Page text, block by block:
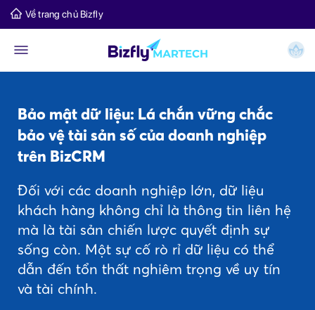
Về trang chủ Bizfly
Bảo mật dữ liệu: Lá chắn vững chắc
bảo vệ tài sản số của doanh nghiệp
trên BizCRM
Đối với các doanh nghiệp lớn, dữ liệu
khách hàng không chỉ là thông tin liên hệ
mà là tài sản chiến lược quyết định sự
sống còn. Một sự cố rò rỉ dữ liệu có thể
dẫn đến tổn thất nghiêm trọng về uy tín
và tài chính.